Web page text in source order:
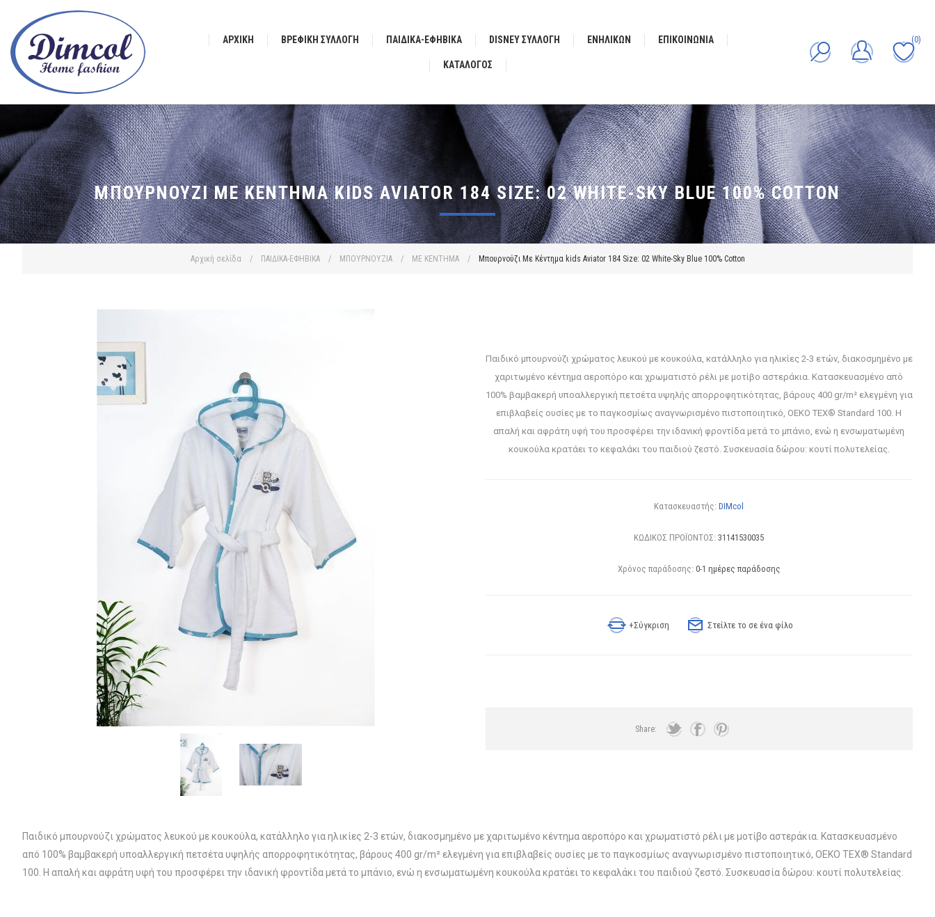
ΑΡΧΙΚΉ ΒΡΕΦΙΚΗ ΣΥΛΛΟΓΗ ΠΑΙΔΙΚΑ-ΕΦΗΒΙΚΑ DISNEY ΣΥΛΛΟΓΗ ΕΝΗΛΙΚΩΝ ΕΠΙΚΟΙΝΩΝΊΑ
ΚΑΤΆΛΟΓΟΣ
(0)
Αρχική σελίδα / ΠΑΙΔΙΚΑ-ΕΦΗΒΙΚΑ / ΜΠΟΥΡΝΟΥΖΙΑ / ΜΕ ΚΕΝΤΗΜΑ / Μπουρνούζι Με Κέντημα kids Aviator 184 Size: 02 White-Sky Blue 100% Cotton
ΜΠΟΥΡΝΟΎΖΙ ΜΕ ΚΈΝΤΗΜΑ KIDS AVIATOR 184 SIZE: 02 WHITE-SKY BLUE 100% COTTON
Παιδικό μπουρνούζι χρώματος λευκού με κουκούλα, κατάλληλο για ηλικίες 2-3 ετών, διακοσμημένο με
χαριτωμένο κέντημα αεροπόρο και χρωματιστό ρέλι με μοτίβο αστεράκια. Κατασκευασμένο από
100% βαμβακερή υποαλλεργική πετσέτα υψηλής απορροφητικότητας, βάρους 400 gr/m² ελεγμένη για
επιβλαβείς ουσίες με το παγκοσμίως αναγνωρισμένο πιστοποιητικό, OEKO TEX® Standard 100. Η
απαλή και αφράτη υφή του προσφέρει την ιδανική φροντίδα μετά το μπάνιο, ενώ η ενσωματωμένη
κουκούλα κρατάει το κεφαλάκι του παιδιού ζεστό. Συσκευασία δώρου: κουτί πολυτελείας.
Κατασκευαστής: DIMcol
ΚΩΔΙΚΟΣ ΠΡΟΪΟΝΤΟΣ: 31141530035
Χρόνος παράδοσης: 0-1 ημέρες παράδοσης
+Σύγκριση Στείλτε το σε ένα φίλο
Share:
Παιδικό μπουρνούζι χρώματος λευκού με κουκούλα, κατάλληλο για ηλικίες 2-3 ετών, διακοσμημένο με χαριτωμένο κέντημα αεροπόρο και χρωματιστό ρέλι με μοτίβο αστεράκια. Κατασκευασμένο
από 100% βαμβακερή υποαλλεργική πετσέτα υψηλής απορροφητικότητας, βάρους 400 gr/m² ελεγμένη για επιβλαβείς ουσίες με το παγκοσμίως αναγνωρισμένο πιστοποιητικό, OEKO TEX® Standard
100. Η απαλή και αφράτη υφή του προσφέρει την ιδανική φροντίδα μετά το μπάνιο, ενώ η ενσωματωμένη κουκούλα κρατάει το κεφαλάκι του παιδιού ζεστό. Συσκευασία δώρου: κουτί πολυτελείας.